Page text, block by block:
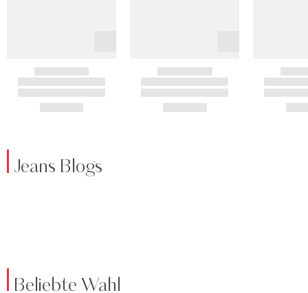
Jeans Blogs
Beliebte Wahl